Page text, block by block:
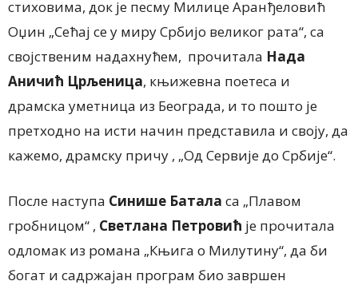
стиховима, док је песму Милице Аранђеловић
Оџин „Сећај се у миру Србијо великог рата“, са
својственим надахнућем, прочитала Нада
Аничић Црљеница, књижевна поетеса и
драмска уметница из Београда, и то пошто је
претходно на исти начин представила и своју, да
кажемо, драмску причу , „Од Сервије до Србије“.
После наступа Синише Батала са „Плавом
гробницом“ , Светлана Петровић је прочитала
одломак из романа „Књига о Милутину“, да би
богат и садржајан програм био завршен